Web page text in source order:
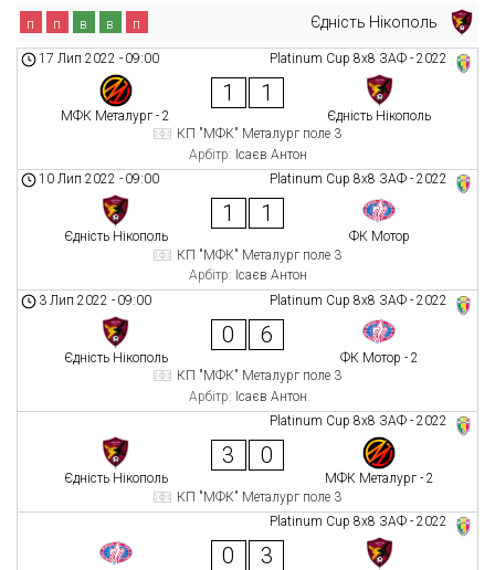
Єдність Нікополь
п п в в п
Platinum Cup 8х8 ЗАФ - 2022
17 Лип 2022 - 09:00
МФК Металург - 2
1 1
Єдність Нікополь
КП "МФК" Металург поле 3
Арбітр: Ісаєв Антон
Platinum Cup 8х8 ЗАФ - 2022
10 Лип 2022 - 09:00
Єдність Нікополь
1 1
ФК Мотор
КП "МФК" Металург поле 3
Арбітр: Ісаєв Антон
Platinum Cup 8х8 ЗАФ - 2022
3 Лип 2022 - 09:00
Єдність Нікополь
0 6
ФК Мотор - 2
КП "МФК" Металург поле 3
Арбітр: Ісаєв Антон
Platinum Cup 8х8 ЗАФ - 2022
Єдність Нікополь
3 0
МФК Металург - 2
КП "МФК" Металург поле 3
Platinum Cup 8х8 ЗАФ - 2022
0 3